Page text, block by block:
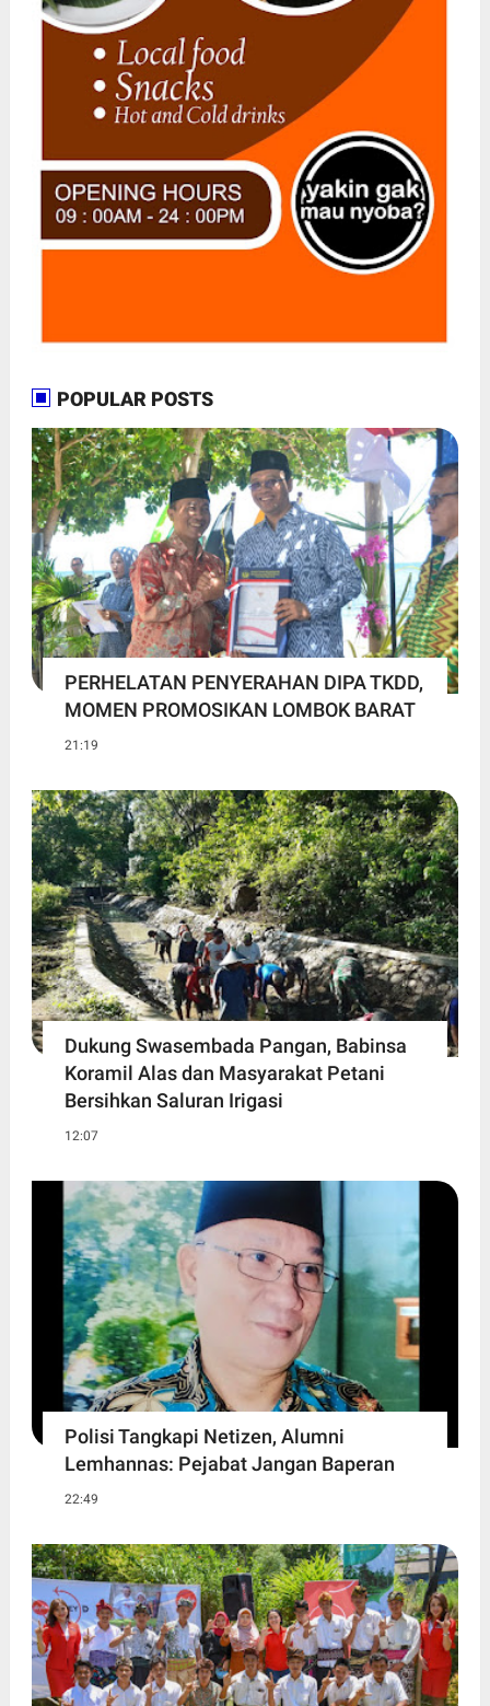
POPULAR POSTS
PERHELATAN PENYERAHAN DIPA TKDD,
MOMEN PROMOSIKAN LOMBOK BARAT
21:19
Dukung Swasembada Pangan, Babinsa
Koramil Alas dan Masyarakat Petani
Bersihkan Saluran Irigasi
12:07
Polisi Tangkapi Netizen, Alumni
Lemhannas: Pejabat Jangan Baperan
22:49